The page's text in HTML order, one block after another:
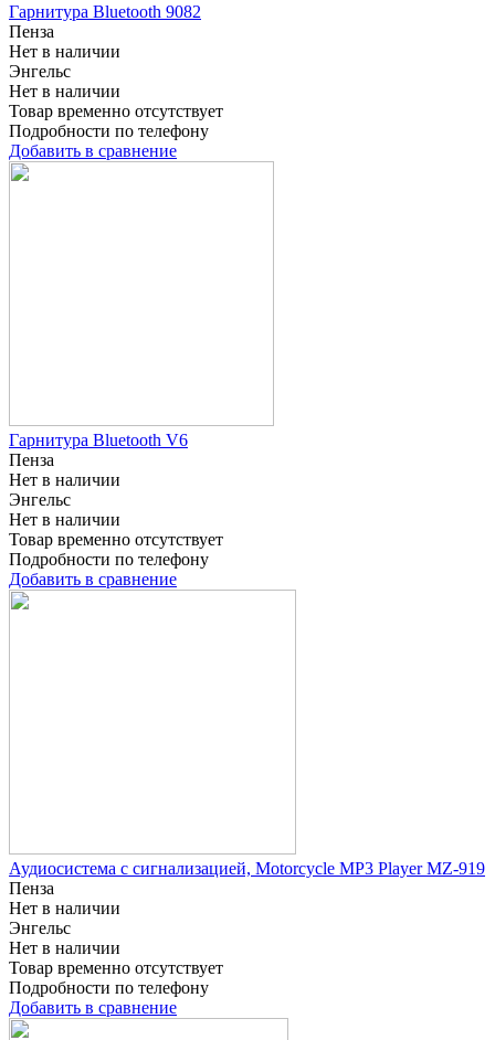
Гарнитура Bluetooth 9082
Пенза
Нет в наличии
Энгельс
Нет в наличии
Товар временно отсутствует
Подробности по телефону
Добавить в сравнение
Гарнитура Bluetooth V6
Пенза
Нет в наличии
Энгельс
Нет в наличии
Товар временно отсутствует
Подробности по телефону
Добавить в сравнение
Аудиосистема с сигнализацией, Motorcycle MP3 Player MZ-919
Пенза
Нет в наличии
Энгельс
Нет в наличии
Товар временно отсутствует
Подробности по телефону
Добавить в сравнение